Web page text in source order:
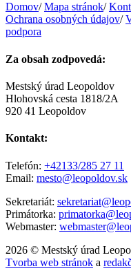
Domov/ Mapa stránok/
Ochrana osobných údajov/
podpora
Za obsah zodpovedá:
Mestský úrad Leopoldov
Hlohovská cesta 1818/2A
920 41 Leopoldov
Kontakt:
Telefón: +42133/285 27 11
Email: mesto@leopoldov.sk
Sekretariát:
Primátorka:
Webmaster:
2026 © Mestský úrad
Tvorba web stránok a